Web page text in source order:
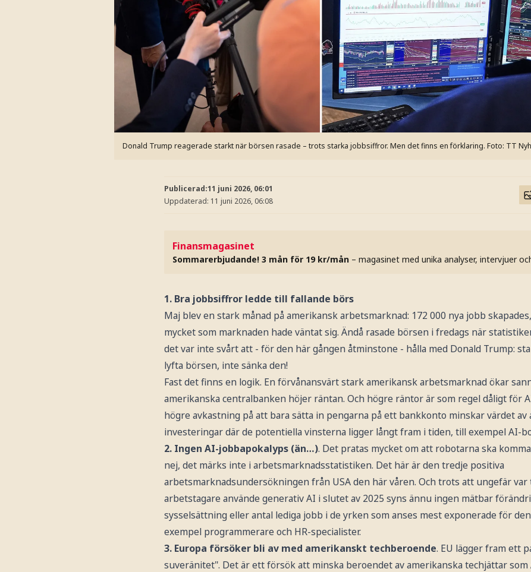
Donald Trump reagerade starkt när börsen rasade – trots starka jobbsiffror. Men det finns en förklaring. Foto: TT
Publicerad:11 juni 2026, 06:01
Uppdaterad: 11 juni 2026, 06:08
Finansmagasinet
Sommarerbjudande! 3 mån för 19 kr/mån – magasinet med unika analyser, intervjuer
1. Bra jobbsiffror ledde till fallande börs
Maj blev en stark månad på amerikansk arbetsmarknad: 172 000 nya jobb
mycket som marknaden hade väntat sig. Ändå rasade börsen i fredags när
det var inte svårt att - för den här gången åtminstone - hålla med Donald Trump:
lyfta börsen, inte sänka den!
Fast det finns en logik. En förvånansvärt stark amerikansk arbetsmarknad ökar
amerikanska centralbanken höjer räntan. Och högre räntor är som regel dåligt för
högre avkastning på att bara sätta in pengarna på ett bankkonto minskar värdet av
investeringar där de potentiella vinsterna ligger långt fram i tiden, till exempel AI-
2. Ingen AI-jobbapokalyps (än…). Det pratas mycket om att robotarna ska
nej, det märks inte i arbetsmarknadsstatistiken. Det här är den tredje positiva
arbetsmarknadsundersökningen från USA den här våren. Och trots att ungefär
arbetstagare använde generativ AI i slutet av 2025 syns ännu ingen mätbar
sysselsättning eller antal lediga jobb i de yrken som anses mest exponerade för
exempel programmerare och HR-specialister.
3. Europa försöker bli av med amerikanskt techberoende. EU lägger fram ett
suveränitet". Det är ett försök att minska beroendet av amerikanska techjättar som